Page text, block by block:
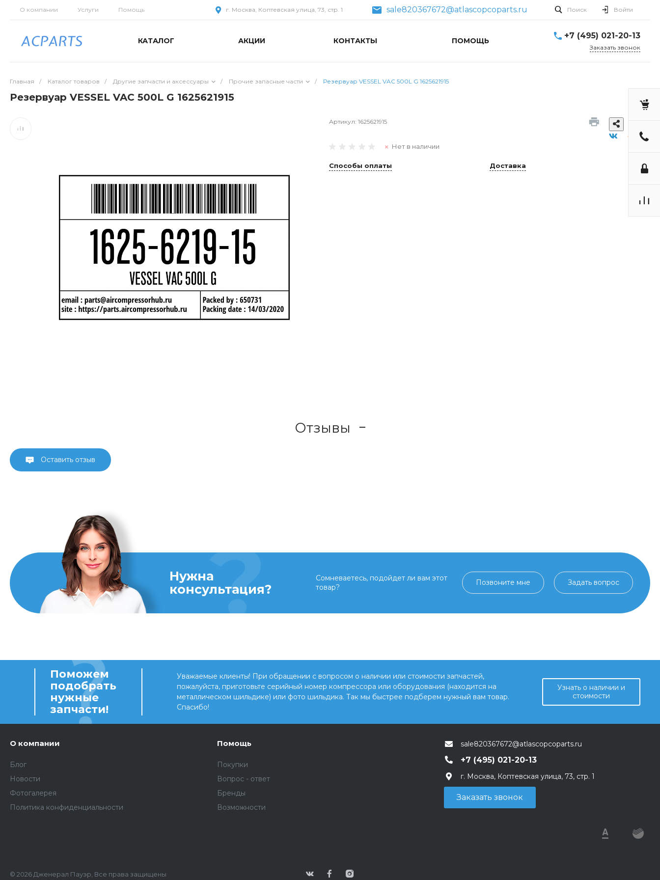
О компании Услуги Помощь г. Москва, Коптевская улица, 73, стр. 1 sale820367672@atlascopcoparts.ru Поиск Войти
КАТАЛОГ АКЦИИ КОНТАКТЫ ПОМОЩЬ
+7 (495) 021-20-13
Заказать звонок
Главная / Каталог товаров / Другие запчасти и аксессуары / Прочие запасные части / Резервуар VESSEL VAC 500L G 1625621915
Резервуар VESSEL VAC 500L G 1625621915
Артикул: 1625621915
Нет в наличии
Способы оплаты Доставка
Отзывы
Оставить отзыв
Нужна
консультация?
Сомневаетесь, подойдет ли вам этот
товар?
Позвоните мне Задать вопрос
Поможем
подобрать
нужные
запчасти!
Уважаемые клиенты! При обращении с вопросом о наличии или стоимости запчастей,
пожалуйста, приготовьте серийный номер компрессора или оборудования (находится на
металлическом шильдике) или фото шильдика. Так мы быстрее подберем нужный вам товар.
Спасибо!
Узнать о наличии и
стоимости
О компании
Блог
Новости
Фотогалерея
Политика конфиденциальности
Помощь
Покупки
Вопрос - ответ
Бренды
Возможности
sale820367672@atlascopcoparts.ru
+7 (495) 021-20-13
г. Москва, Коптевская улица, 73, стр. 1
Заказать звонок
© 2026 Дженерал Пауэр, Все права защищены